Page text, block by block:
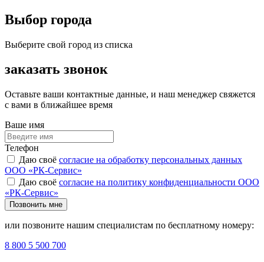
Выбор города
Выберите свой город из списка
заказать звонок
Оставьте ваши контактные данные, и наш менеджер свяжется
с вами в ближайшее время
Ваше имя
Телефон
Даю своё согласие на обработку персональных данных
ООО «РК-Сервис»
Даю своё согласие на политику конфиденциальности ООО
«РК-Сервис»
Позвонить мне
или позвоните нашим специалистам по бесплатному номеру:
8 800 5 500 700